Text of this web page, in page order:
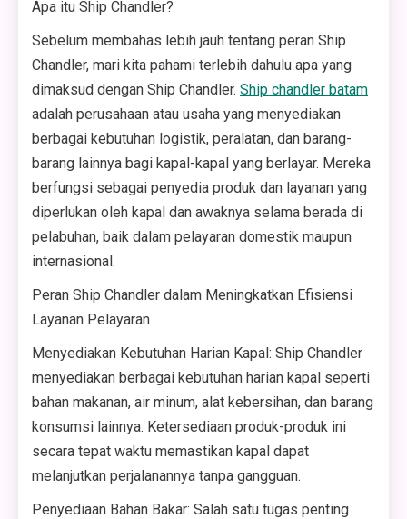
Apa itu Ship Chandler?
Sebelum membahas lebih jauh tentang peran Ship
Chandler, mari kita pahami terlebih dahulu apa yang
dimaksud dengan Ship Chandler. Ship chandler batam
adalah perusahaan atau usaha yang menyediakan
berbagai kebutuhan logistik, peralatan, dan barang-
barang lainnya bagi kapal-kapal yang berlayar. Mereka
berfungsi sebagai penyedia produk dan layanan yang
diperlukan oleh kapal dan awaknya selama berada di
pelabuhan, baik dalam pelayaran domestik maupun
internasional.
Peran Ship Chandler dalam Meningkatkan Efisiensi
Layanan Pelayaran
Menyediakan Kebutuhan Harian Kapal: Ship Chandler
menyediakan berbagai kebutuhan harian kapal seperti
bahan makanan, air minum, alat kebersihan, dan barang
konsumsi lainnya. Ketersediaan produk-produk ini
secara tepat waktu memastikan kapal dapat
melanjutkan perjalanannya tanpa gangguan.
Penyediaan Bahan Bakar: Salah satu tugas penting